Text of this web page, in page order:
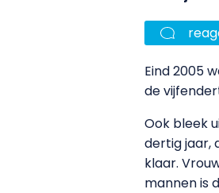
Eind 2005
de
Ook bleek
dertig jaar,
klaar.
mannen is